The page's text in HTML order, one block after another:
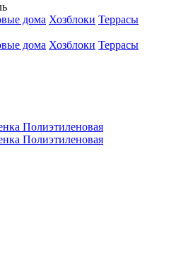
дома Хозблоки Террасы
дома Хозблоки Террасы
Полиэтиленовая
Полиэтиленовая